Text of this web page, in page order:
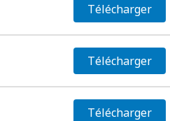
Télécharger
Télécharger
Télécharger